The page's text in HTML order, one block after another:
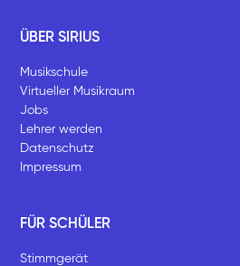
ÜBER SIRIUS
Musikschule
Virtueller Musikraum
Jobs
Lehrer werden
Datenschutz
Impressum
FÜR SCHÜLER
Stimmgerät